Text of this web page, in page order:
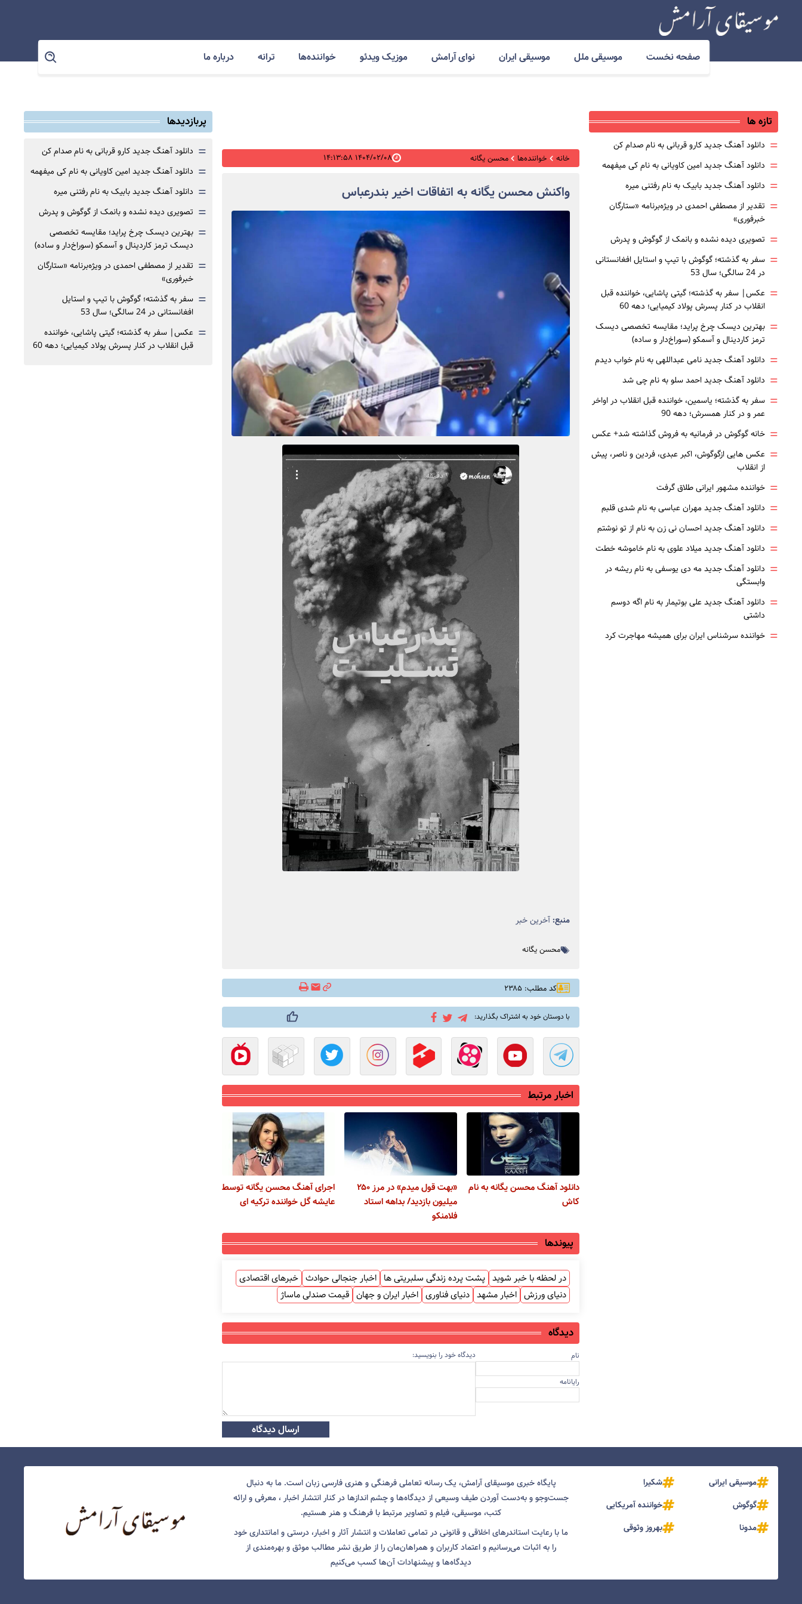
صفحه نخست موسیقی ملل موسیقی ایران نوای آرامش موزیک ویدئو خواننده‌ها ترانه درباره ما
خانه خواننده‌ها محسن یگانه ۱۴۰۴/۰۲/۰۸ ۱۴:۱۳:۵۸
واکنش محسن یگانه به اتفاقات اخیر بندرعباس
منبع:آخرین خبر
محسن یگانه
کد مطلب: ۲۳۸۵
با دوستان خود به اشتراک بگذارید:
اخبار مرتبط
دانلود آهنگ محسن یگانه به نام
کاش
«بهت قول میدم» در مرز ۲۵۰
میلیون بازدید/ بداهه استاد
فلامنکو
اجرای آهنگ محسن یگانه توسط
عایشه گل خواننده ترکیه ای
پیوندها
در لحظه با خبر شوید پشت پرده زندگی سلبریتی ها اخبار جنجالی حوادث خبرهای اقتصادی
دنیای ورزش اخبار مشهد دنیای فناوری اخبار ایران و جهان قیمت صندلی ماساژ
دیدگاه
نام
رایانامه
دیدگاه خود را بنویسید:
ارسال دیدگاه
تازه ها
= دانلود آهنگ جدید کارو قربانی به نام صدام کن
= دانلود آهنگ جدید امین کاویانی به نام کی میفهمه
= دانلود آهنگ جدید بابیک به نام رفتنی میره
= تقدیر از مصطفی احمدی در ویژه‌برنامه «ستارگان
خبرفوری»
= تصویری دیده نشده و بانمک از گوگوش و پدرش
= سفر به گذشته؛ گوگوش با تیپ و استایل افغانستانی
در 24 سالگی؛ سال 53
= عکس| سفر به گذشته؛ گیتی پاشایی، خواننده قبل
انقلاب در کنار پسرش پولاد کیمیایی؛ دهه 60
= بهترین دیسک چرخ پراید؛ مقایسه تخصصی دیسک
ترمز کاردینال و آسمکو (سوراخ‌دار و ساده)
= دانلود آهنگ جدید نامی عبداللهی به نام خواب دیدم
= دانلود آهنگ جدید احمد سلو به نام چی شد
= سفر به گذشته؛ یاسمین، خواننده قبل انقلاب در اواخر
عمر و در کنار همسرش؛ دهه 90
= خانه گوگوش در فرمانیه به فروش گذاشته شد+ عکس
= عکس هایی ازگوگوش، اکبر عبدی، فردین و ناصر، پیش
از انقلاب
= خواننده مشهور ایرانی طلاق گرفت
= دانلود آهنگ جدید مهران عباسی به نام شدی قلبم
= دانلود آهنگ جدید احسان نی زن به نام از تو نوشتم
= دانلود آهنگ جدید میلاد علوی به نام خاموشه خطت
= دانلود آهنگ جدید مه دی یوسفی به نام ریشه در
وابستگی
= دانلود آهنگ جدید علی بوتیمار به نام اگه دوسم
داشتی
= خواننده سرشناس ایران برای همیشه مهاجرت کرد
پربازدیدها
= دانلود آهنگ جدید کارو قربانی به نام صدام کن
= دانلود آهنگ جدید امین کاویانی به نام کی میفهمه
= دانلود آهنگ جدید بابیک به نام رفتنی میره
= تصویری دیده نشده و بانمک از گوگوش و پدرش
= بهترین دیسک چرخ پراید؛ مقایسه تخصصی
دیسک ترمز کاردینال و آسمکو (سوراخ‌دار و ساده)
= تقدیر از مصطفی احمدی در ویژه‌برنامه «ستارگان
خبرفوری»
= سفر به گذشته؛ گوگوش با تیپ و استایل
افغانستانی در 24 سالگی؛ سال 53
= عکس| سفر به گذشته؛ گیتی پاشایی، خواننده
قبل انقلاب در کنار پسرش پولاد کیمیایی؛ دهه 60
موسیقی ایرانی
شکیرا
گوگوش
خواننده آمریکایی
مدونا
بهروز وثوقی
پایگاه خبری موسیقای آرامش، یک رسانه تعاملی فرهنگی و هنری فارسی زبان است. ما به دنبال
جست‌و‌جو و به‌دست آوردن طیف وسیعی از دیدگاه‌ها و چشم انداز‌ها در کنار انتشار اخبار ، معرفی و ارائه
کتب، موسیقی، فیلم و تصاویر مرتبط با فرهنگ و هنر هستیم.
ما با رعایت استاندرهای اخلاقی و قانونی در تمامی تعاملات و انتشار آثار و اخبار، درستی و امانتداری خود
را به اثبات می‌رسانیم و اعتماد کاربران و همراهان‌مان را از طریق نشر مطالب موثق و بهره‌مندی از
دیدگاه‌ها و پیشنهادات آن‌ها کسب می‌کنیم